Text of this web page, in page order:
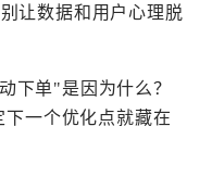
让数据和用户心理脱
下单"是因为什么？
一个优化点就藏在